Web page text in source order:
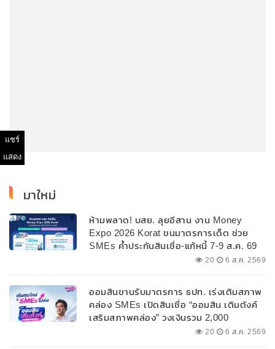
แชร์
แสดง
มาใหม่
ห้ามพลาด! บสย. ลุยอีสาน งาน Money
Expo 2026 Korat ขนมาตรการเด็ด ช่วย
SMEs ค้ำประกันสินเชื่อ-แก้หนี้ 7-9 ส.ค. 69
20 6 ส.ค. 2569
ออมสินขานรับมาตรการ ธปท. เร่งเติมสภาพ
คล่อง SMEs เปิดสินเชื่อ “ออมสิน เติมตังค์
เสริมสภาพคล่อง” วงเงินรวม 2,000
ลบ.สนับสนุนเงินทุนหมุนเวียนวงเงินกู้สูงสุด
20 6 ส.ค. 2569